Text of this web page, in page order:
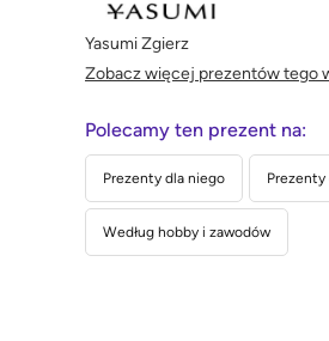
Yasumi Zgierz
Zobacz więcej prezentów tego
Polecamy ten prezent na:
Prezenty dla niego Prezenty
Według hobby i zawodów